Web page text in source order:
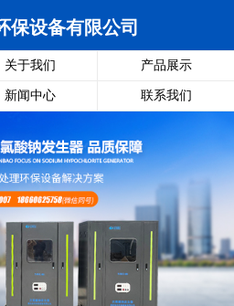
保设备有限公司
关于我们 产品展示
新闻中心 联系我们